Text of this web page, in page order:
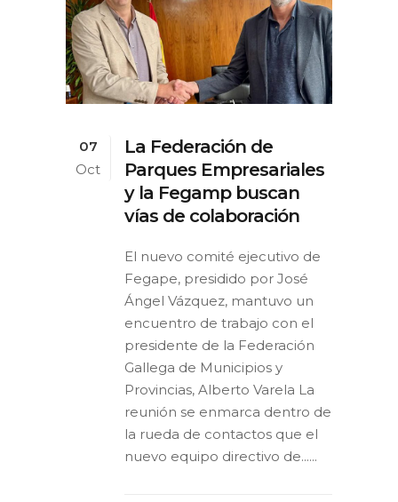
07
Oct
La Federación de
Parques Empresariales
y la Fegamp buscan
vías de colaboración
El nuevo comité ejecutivo de
Fegape, presidido por José
Ángel Vázquez, mantuvo un
encuentro de trabajo con el
presidente de la Federación
Gallega de Municipios y
Provincias, Alberto Varela La
reunión se enmarca dentro de
la rueda de contactos que el
nuevo equipo directivo de......